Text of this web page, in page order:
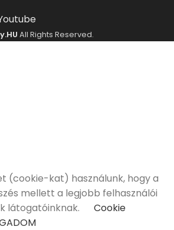
All Rights Reserved.
(cookie-kat) használunk, hogy a
mellett a legjobb felhasználói
látogatóinknak.
Cookie